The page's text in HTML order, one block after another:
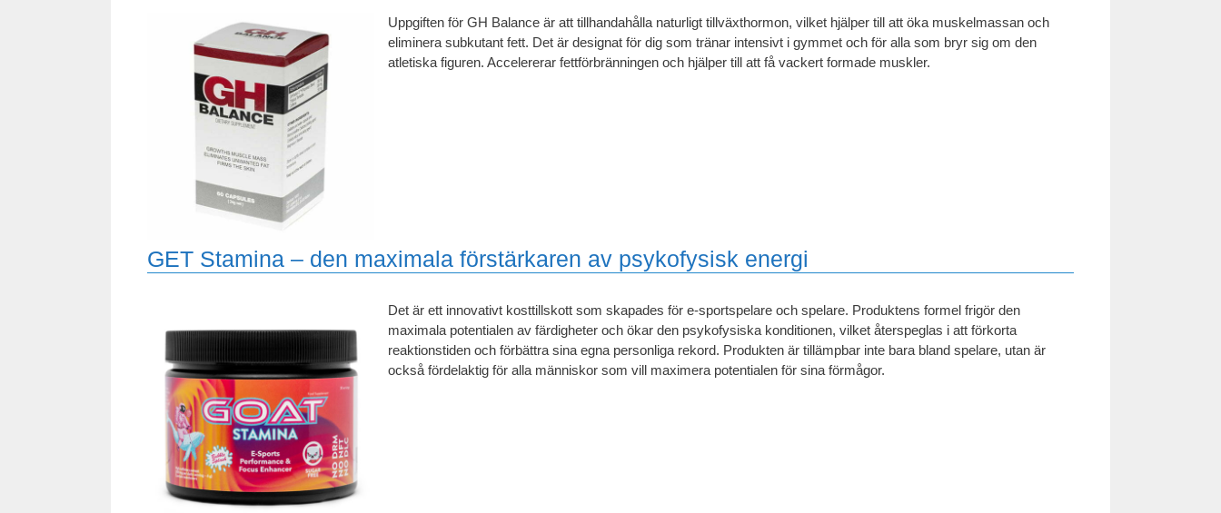
Uppgiften för GH Balance är att tillhandahålla naturligt tillväxthormon, vilket hjälper till att öka muskelmassan och
eliminera subkutant fett. Det är designat för dig som tränar intensivt i gymmet och för alla som bryr sig om den
atletiska figuren. Accelererar fettförbränningen och hjälper till att få vackert formade muskler.
GET Stamina – den maximala förstärkaren av psykofysisk energi
Det är ett innovativt kosttillskott som skapades för e-sportspelare och spelare. Produktens formel frigör den
maximala potentialen av färdigheter och ökar den psykofysiska konditionen, vilket återspeglas i att förkorta
reaktionstiden och förbättra sina egna personliga rekord. Produkten är tillämpbar inte bara bland spelare, utan är
också fördelaktig för alla människor som vill maximera potentialen för sina förmågor.